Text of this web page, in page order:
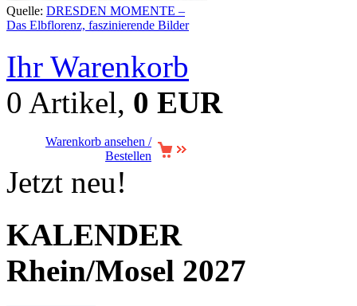
Quelle: DRESDEN MOMENTE –
Das Elbflorenz, faszinierende Bilder
Ihr Warenkorb
0 Artikel, 0 EUR
Warenkorb ansehen /
Bestellen
Jetzt neu!
KALENDER
Rhein/Mosel 2027